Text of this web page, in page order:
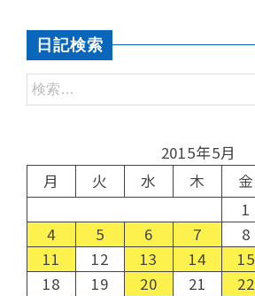
日記検索
2015年5月
月
火 水 木 金
1
4
5 6 7 8
11
12 13 14 15
18
19 20 21 22